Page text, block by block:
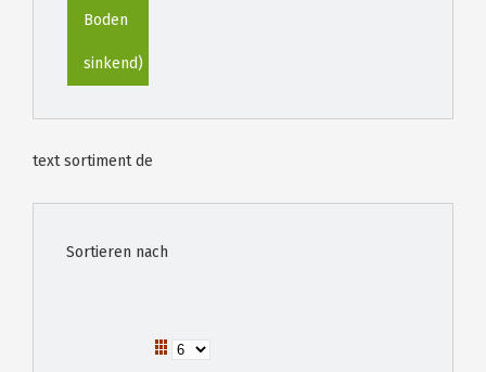
Boden
sinkend)
text sortiment de
Sortieren nach